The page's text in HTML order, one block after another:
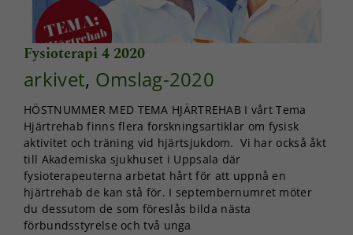
Fysioterapi 4 2020
arkivet, Omslag-2020
HÖSTNUMMER MED TEMA HJÄRTREHAB I vårt Tema
Hjärtrehab finns flera forskningsartiklar om fysisk
aktivitet och träning vid hjärtsjukdom. Vi har också åkt
till Akademiska sjukhuset i Uppsala där
fysioterapeuterna arbetat hårt för att uppnå en
hjärtrehab de kan stå för. I septembernumret möter
du dessutom de som föreslås bilda nästa
förbundsstyrelse och två unga